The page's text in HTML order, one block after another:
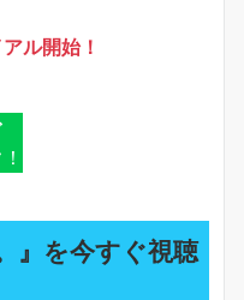
ル開始！
！
』を今すぐ視聴